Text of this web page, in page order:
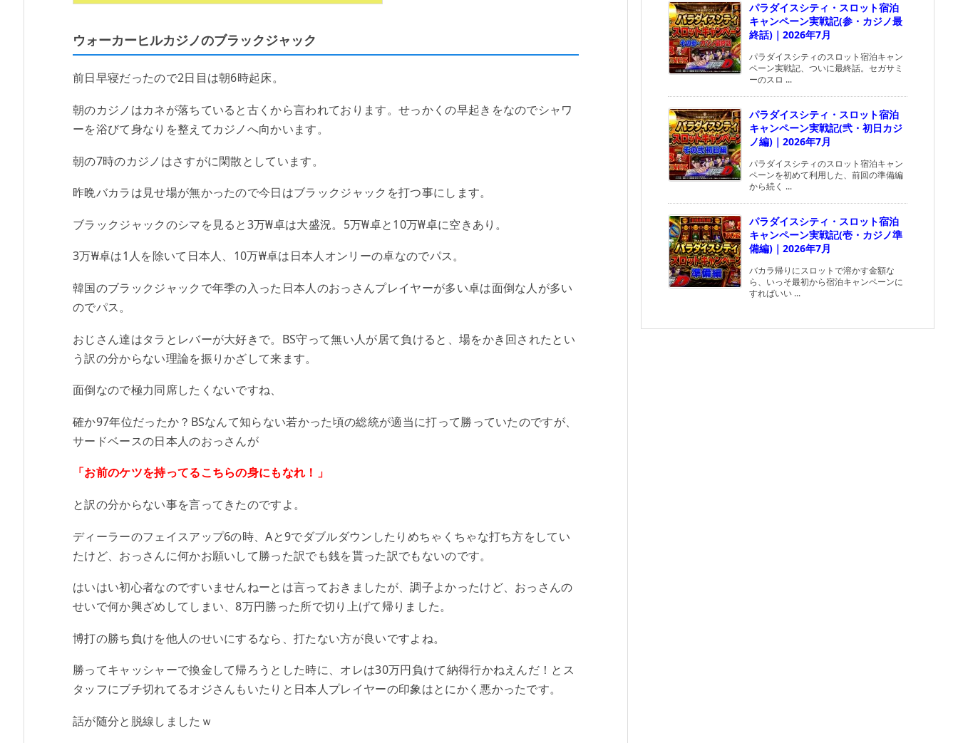
ウォーカーヒルカジノのブラックジャック
前日早寝だったので2日目は朝6時起床。
朝のカジノはカネが落ちていると古くから言われております。せっかくの早起きをなのでシャワ
ーを浴びて身なりを整えてカジノへ向かいます。
朝の7時のカジノはさすがに閑散としています。
昨晩バカラは見せ場が無かったので今日はブラックジャックを打つ事にします。
ブラックジャックのシマを見ると3万₩卓は大盛況。5万₩卓と10万₩卓に空きあり。
3万₩卓は1人を除いて日本人、10万₩卓は日本人オンリーの卓なのでパス。
韓国のブラックジャックで年季の入った日本人のおっさんプレイヤーが多い卓は面倒な人が多い
のでパス。
おじさん達はタラとレバーが大好きで。BS守って無い人が居て負けると、場をかき回されたとい
う訳の分からない理論を振りかざして来ます。
面倒なので極力同席したくないですね、
確か97年位だったか？BSなんて知らない若かった頃の総統が適当に打って勝っていたのですが、
サードベースの日本人のおっさんが
「お前のケツを持ってるこちらの身にもなれ！」
と訳の分からない事を言ってきたのですよ。
ディーラーのフェイスアップ6の時、Aと9でダブルダウンしたりめちゃくちゃな打ち方をしてい
たけど、おっさんに何かお願いして勝った訳でも銭を貰った訳でもないのです。
はいはい初心者なのですいませんねーとは言っておきましたが、調子よかったけど、おっさんの
せいで何か興ざめしてしまい、8万円勝った所で切り上げて帰りました。
博打の勝ち負けを他人のせいにするなら、打たない方が良いですよね。
勝ってキャッシャーで換金して帰ろうとした時に、オレは30万円負けて納得行かねえんだ！とス
タッフにブチ切れてるオジさんもいたりと日本人プレイヤーの印象はとにかく悪かったです。
話が随分と脱線しましたｗ
パラダイスシティ・スロット宿泊
キャンペーン実戦記(参・カジノ最
終話)｜2026年7月
パラダイスシティのスロット宿泊キャン
ペーン実戦記、ついに最終話。セガサミ
ーのスロ ...
パラダイスシティ・スロット宿泊
キャンペーン実戦記(弐・初日カジ
ノ編)｜2026年7月
パラダイスシティのスロット宿泊キャン
ペーンを初めて利用した、前回の準備編
から続く ...
パラダイスシティ・スロット宿泊
キャンペーン実戦記(壱・カジノ準
備編)｜2026年7月
バカラ帰りにスロットで溶かす金額な
ら、いっそ最初から宿泊キャンペーンに
すればいい ...